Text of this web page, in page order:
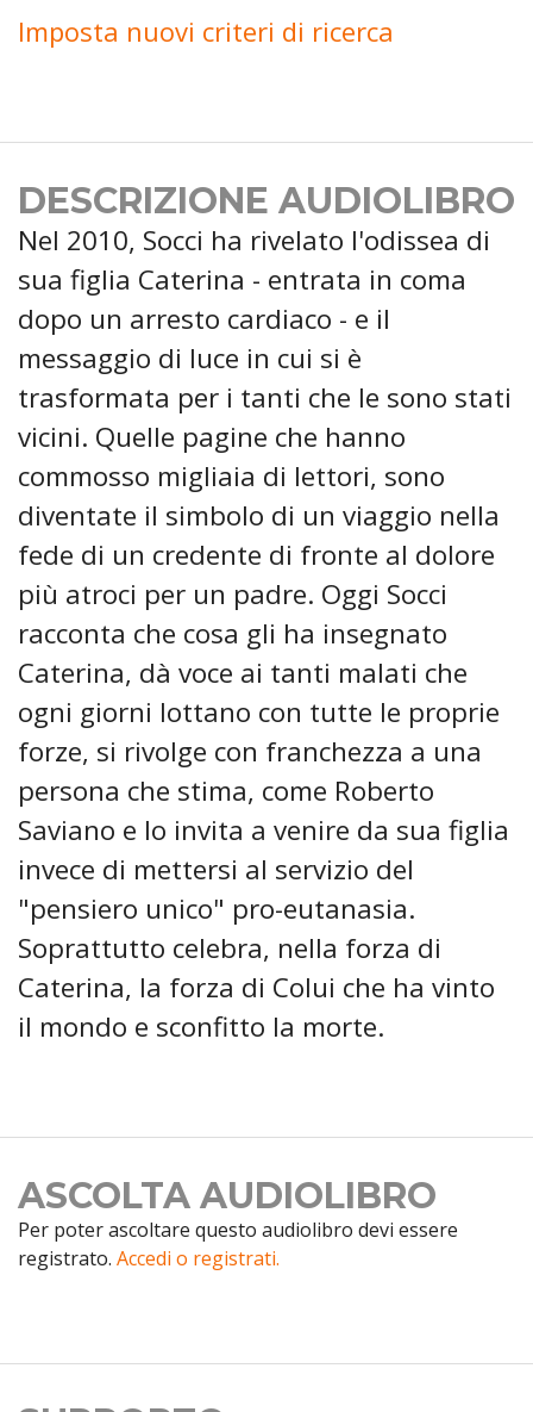
Imposta nuovi criteri di ricerca
DESCRIZIONE AUDIOLIBRO
Nel 2010, Socci ha rivelato l'odissea di
sua figlia Caterina - entrata in coma
dopo un arresto cardiaco - e il
messaggio di luce in cui si è
trasformata per i tanti che le sono stati
vicini. Quelle pagine che hanno
commosso migliaia di lettori, sono
diventate il simbolo di un viaggio nella
fede di un credente di fronte al dolore
più atroci per un padre. Oggi Socci
racconta che cosa gli ha insegnato
Caterina, dà voce ai tanti malati che
ogni giorni lottano con tutte le proprie
forze, si rivolge con franchezza a una
persona che stima, come Roberto
Saviano e lo invita a venire da sua figlia
invece di mettersi al servizio del
"pensiero unico" pro-eutanasia.
Soprattutto celebra, nella forza di
Caterina, la forza di Colui che ha vinto
il mondo e sconfitto la morte.
ASCOLTA AUDIOLIBRO
Per poter ascoltare questo audiolibro devi essere
registrato. Accedi o registrati.